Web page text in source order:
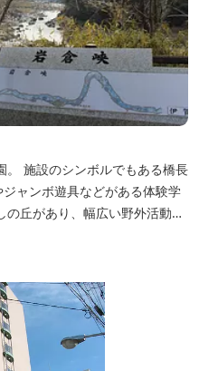
。 施設のシンボルでもある橋長
ャンボ遊具などがある体験学
丘があり、幅広い野外活動に
ます。 川沿いには島ヶ原温泉
、旧岩倉水力発電所跡の水路